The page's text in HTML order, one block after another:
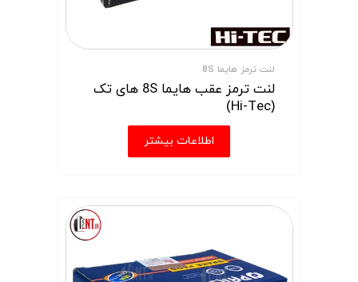
لنت ترمز هایما 8S
لنت ترمز عقب هایما 8S های تک
(Hi-Tec)
اطلاعات بیشتر